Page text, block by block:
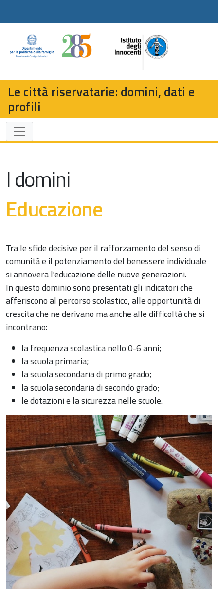
Le città riservatarie: domini, dati e
profili
I domini
Educazione
Tra le sfide decisive per il rafforzamento del senso di
comunità e il potenziamento del benessere individuale
si annovera l'educazione delle nuove generazioni.
In questo dominio sono presentati gli indicatori che
afferiscono al percorso scolastico, alle opportunità di
crescita che ne derivano ma anche alle difficoltà che si
incontrano:
la frequenza scolastica nello 0-6 anni;
la scuola primaria;
la scuola secondaria di primo grado;
la scuola secondaria di secondo grado;
le dotazioni e la sicurezza nelle scuole.